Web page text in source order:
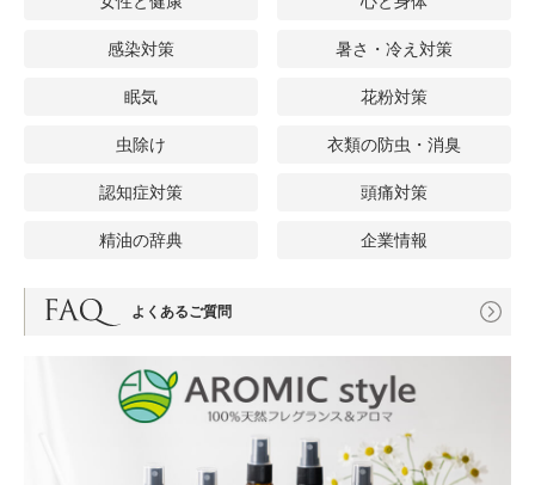
感染対策 暑さ・冷え対策
眠気 花粉対策
虫除け 衣類の防虫・消臭
認知症対策 頭痛対策
精油の辞典 企業情報
よくあるご質問